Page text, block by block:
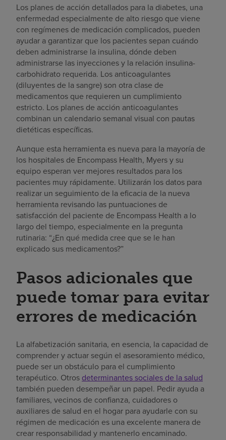
Los planes de acción detallados para la diabetes, una
enfermedad especialmente de alto riesgo que viene
con regímenes de medicación complicados, pueden
ayudar a garantizar que los pacientes sepan cuándo
deben administrarse la insulina, dónde deben
administrarse las inyecciones y la relación insulina-
carbohidrato requerida. Los anticoagulantes
(diluyentes de la sangre) son otra clase de
medicamentos que requieren un cumplimiento
estricto. Los planes de acción anticoagulantes
combinan un calendario semanal visual con pautas
dietéticas específicas.
Aunque esta herramienta es nueva para la mayoría de
los hospitales de Encompass Health, Myers y su
equipo esperan ver mejores resultados para los
pacientes muy rápidamente. Utilizarán los datos para
realizar un seguimiento de la eficacia de la nueva
herramienta revisando las puntuaciones de
satisfacción del paciente de Encompass Health a lo
largo del tiempo, especialmente en la pregunta
rutinaria: “¿En qué medida cree que se le han
explicado sus medicamentos?”
Pasos adicionales que
puede tomar para evitar
errores de medicación
La alfabetización sanitaria, en esencia, la capacidad de
comprender y actuar según el asesoramiento médico,
puede ser un obstáculo para el cumplimiento
terapéutico. Otros determinantes sociales de la salud
también pueden desempeñar un papel. Pedir ayuda a
familiares, vecinos de confianza, cuidadores o
auxiliares de salud en el hogar para ayudarle con su
régimen de medicación es una excelente manera de
crear responsabilidad y mantenerlo encaminado.